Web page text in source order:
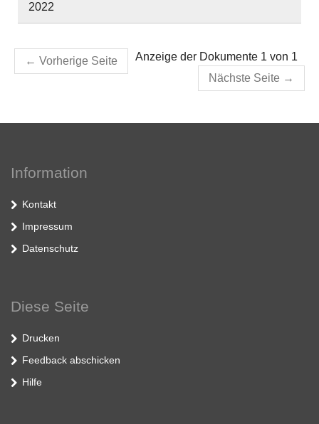
2022
← Vorherige Seite
Anzeige der Dokumente 1 von 1
Nächste Seite →
Information
Kontakt
Impressum
Datenschutz
Diese Seite
Drucken
Feedback abschicken
Hilfe